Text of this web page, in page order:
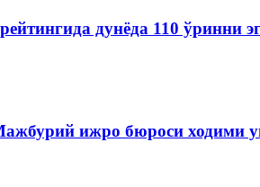
дунёда 110 ўринни
ижро бюроси ходими